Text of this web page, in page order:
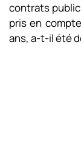
contrats
pris en
ans, a-t-il été